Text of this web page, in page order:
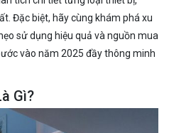
Đặc biệt, hãy cùng khám phá xu
sử dụng hiệu quả và nguồn mua
vào năm 2025 đầy thông minh
Gì?